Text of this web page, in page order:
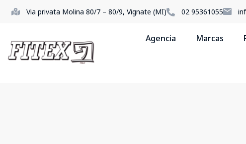
Via privata Molina 80/7 – 80/9, Vignate (MI) 02 95361055
Agencia Marcas